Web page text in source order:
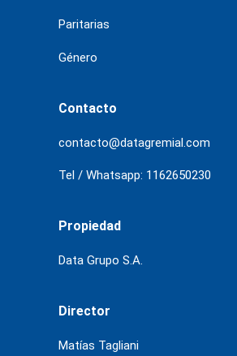
Paritarias
Género
Contacto
contacto@datagremial.com
Tel / Whatsapp: 1162650230
Propiedad
Data Grupo S.A.
Director
Matías Tagliani